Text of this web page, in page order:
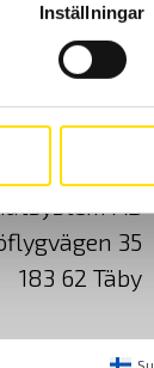
Inställningar
AB
35
183 62 Täby